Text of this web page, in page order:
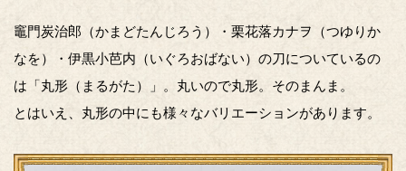
竈門炭治郎（かまどたんじろう）・栗花落カナヲ（つゆりか
なを）・伊黒小芭内（いぐろおばない）の刀についているの
は「丸形（まるがた）」。丸いので丸形。そのまんま。
とはいえ、丸形の中にも様々なバリエーションがあります。